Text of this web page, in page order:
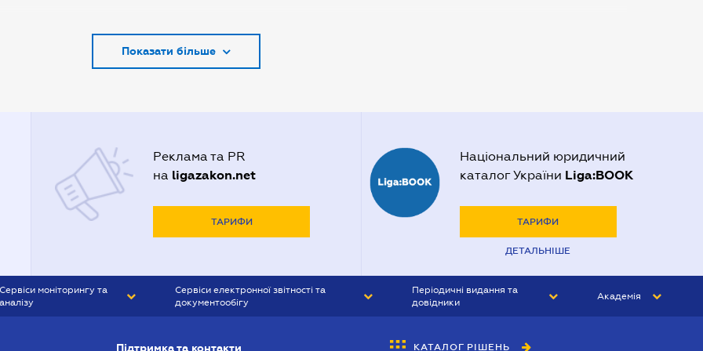
Адвокати Києва
Адвокати Полтави
Адвокати Харькова
Адвокаты Кривого Рогу
Показати більше
Реклама та PR
на ligazakon.net
ТАРИФИ
Національний юридичний
каталог України Liga:BOOK
ТАРИФИ
ДЕТАЛЬНІШЕ
Сервіси моніторингу та
аналізу
Сервіси електронної звітності та
документообігу
Періодичні видання та
довідники
Академія
Підтримка та контакти КАТАЛОГ РІШЕНЬ